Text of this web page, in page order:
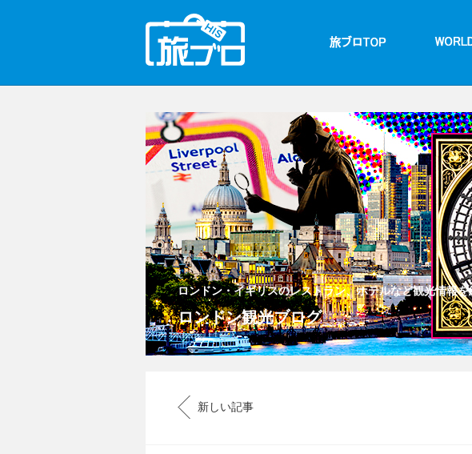
ロンドン・イギリスのレストラン、ホテルなど観光情報を
ロンドン観光ブログ
新しい記事